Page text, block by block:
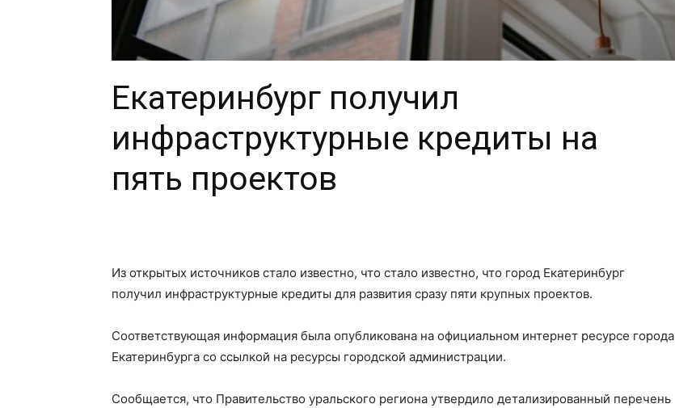
Екатеринбург получил
инфраструктурные кредиты на
пять проектов
Из открытых источников стало известно, что стало известно, что город Екатеринбург
получил инфраструктурные кредиты для развития сразу пяти крупных проектов.
Соответствующая информация была опубликована на официальном интернет ресурсе города
Екатеринбурга со ссылкой на ресурсы городской администрации.
Сообщается, что Правительство уральского региона утвердило детализированный перечень